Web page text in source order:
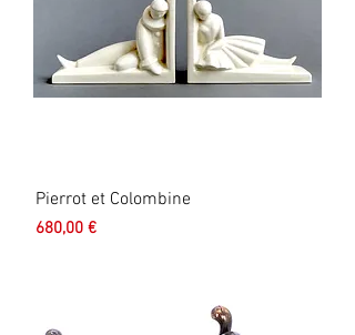
Pierrot et Colombine
Prix
680,00 €